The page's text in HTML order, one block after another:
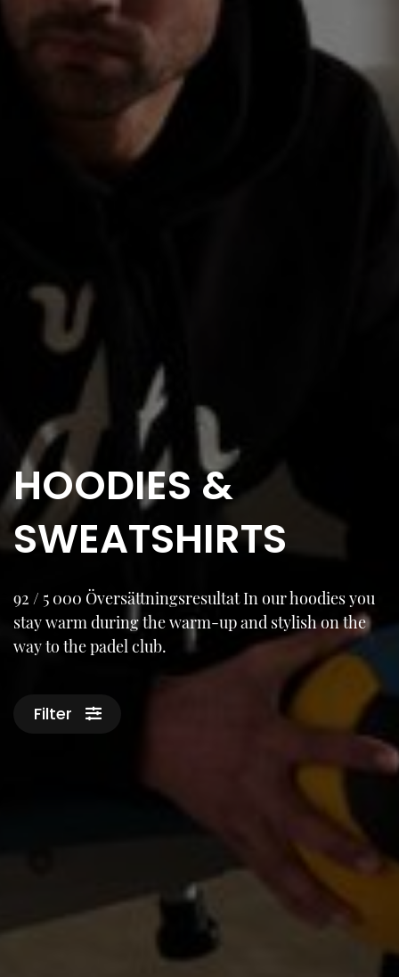
HOODIES &
SWEATSHIRTS
92 / 5 000 Översättningsresultat In our hoodies you
stay warm during the warm-up and stylish on the
way to the padel club.
Filter